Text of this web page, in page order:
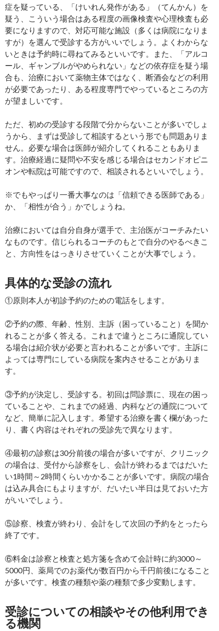
症を疑っている、「けいれん発作がある」（てんかん）を
疑う、こういう場合はある程度の画像検査や心理検査も必
要になりますので、対応可能な施設（多くは病院になりま
すが）を選んで受診する方がいいでしょう。よくわからな
いときは予約時に尋ねてみるといいです。また、「アルコ
ール、ギャンブルがやめられない」などの依存症を疑う場
合も、治療において薬物主体ではなく、断酒会などの利用
が必要であったり、ある程度専門でやっているところの方
が望ましいです。
ただ、初めの受診する段階で分からないことが多いでしょ
うから、まずは受診して相談するという形でも問題ありま
せん。必要な場合は医師が紹介してくれることもありま
す。治療経過に疑問や不安を感じる場合はセカンドオピニ
オンや転院は可能ですので、相談されるといいでしょう。
※でもやっぱり一番大事なのは「信頼できる医師である」
か、「相性が合う」かでしょうね。
治療においては自分自身が選手で、主治医がコーチみたい
なものです。信じられるコーチのもとで自分のやるべきこ
と、方向性をはっきりさせていくことが大事でしょう。
具体的な受診の流れ
①原則本人が初診予約のための電話をします。
②予約の際、年齢、性別、主訴（困っていること）を聞か
れることが多く答える。これまで違うところに通院してい
る場合は紹介状が必要と言われることが多いです。主訴に
よっては専門にしている病院を案内させることがありま
す。
③予約が決定し、受診する。初回は問診票に、現在の困っ
ていることや、これまでの経過、内科などの通院について
など、簡単に記入します。希望する治療を書く欄があった
り、書く内容はそれぞれの受診先で異なります。
④最初の診察は30分前後の場合が多いですが、クリニック
の場合は、受付から診察をし、会計が終わるまではだいた
い1時間～2時間くらいかかることが多いです。病院の場合
は込み具合にもよりますが、だいたい半日は見ておいた方
がいいでしょう。
⑤診察、検査が終わり、会計をして次回の予約をとったら
終了です。
⑥料金は診察と検査と処方箋を含めて会計時に約3000～
5000円、薬局でのお薬代が数百円から千円前後になること
が多いです。検査の種類や薬の種類で多少変動します。
受診についての相談やその他利用でき
る機関